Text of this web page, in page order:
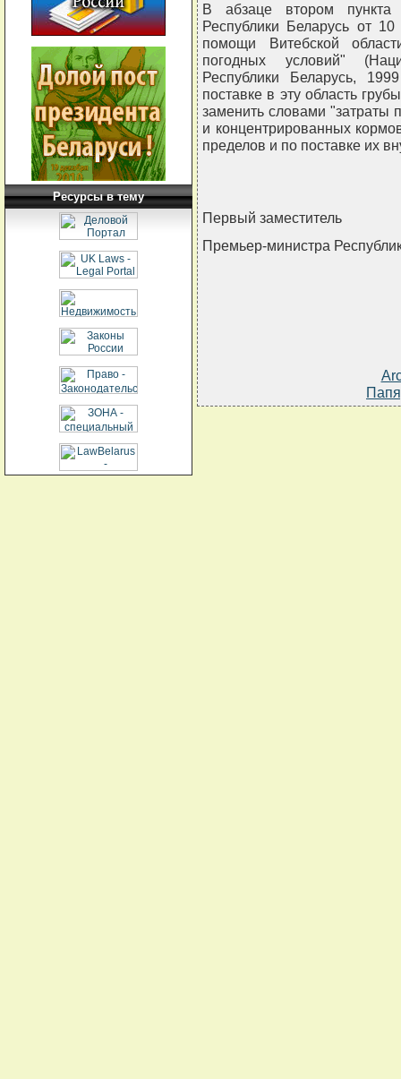
Ресурсы в тему
В абзаце втором пункта
Республики Беларусь от
помощи Витебской
погодных условий"
Республики Беларусь,
поставке в эту область
заменить словами "затраты
и концентрированных
пределов и по поставке их
Первый заместитель
Премьер-министра